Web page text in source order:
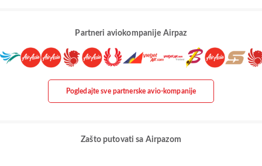
Partneri aviokompanije Airpaz
Pogledajte sve partnerske avio-kompanije
Zašto putovati sa Airpazom